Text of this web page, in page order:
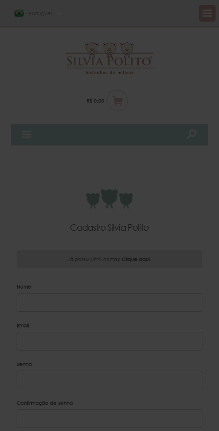
R$ 0,00
Cadastro Silvia Polito
Já possui uma conta? Clique aqui.
Nome
Email
Senha
Confirmação de senha